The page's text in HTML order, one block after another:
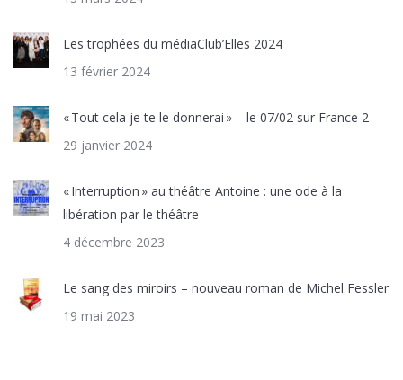
Les trophées du médiaClub’Elles 2024
13 février 2024
« Tout cela je te le donnerai » – le 07/02 sur France 2
29 janvier 2024
« Interruption » au théâtre Antoine : une ode à la
libération par le théâtre
4 décembre 2023
Le sang des miroirs – nouveau roman de Michel Fessler
19 mai 2023